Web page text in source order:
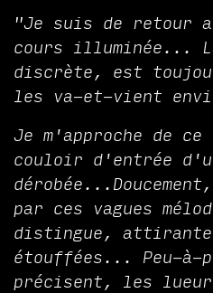
"Je suis de retour
cours illuminée...
discrète, est
les va-et-vient
Je m'approche de
couloir d'entrée
par ces vagues
distingue,
étouffées... Peu-à-
précisent, les